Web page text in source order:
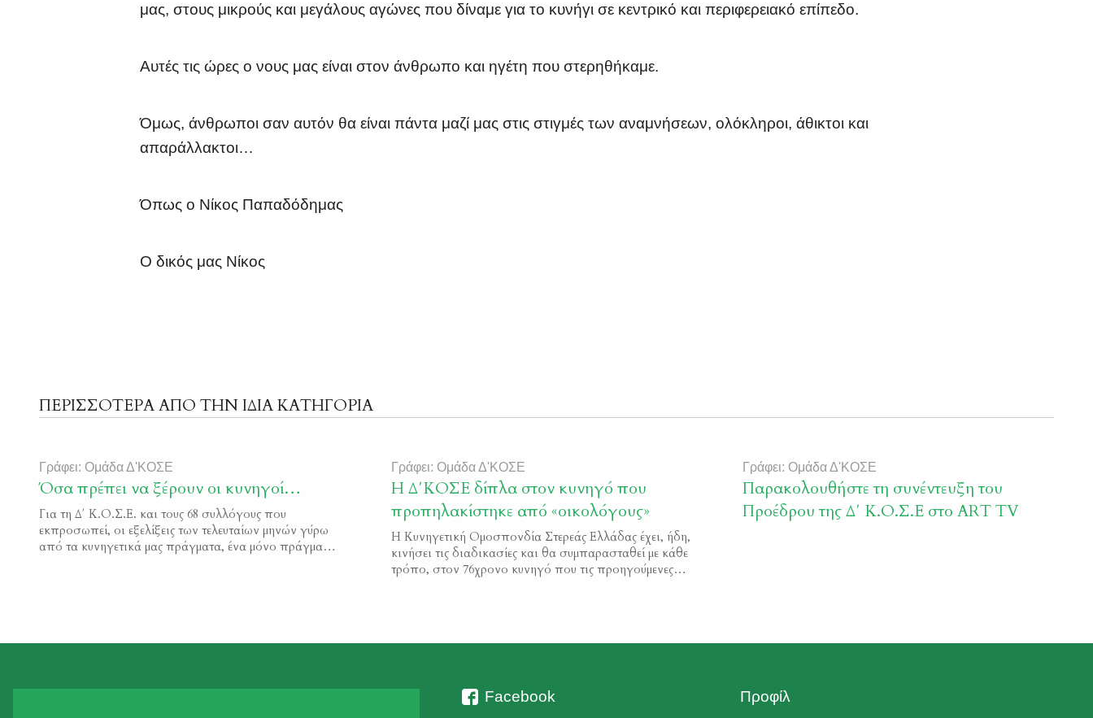
μας, στους μικρούς και μεγάλους αγώνες που δίναμε για το κυνήγι σε κεντρικό και περιφερειακό επίπεδο.
Αυτές τις ώρες ο νους μας είναι στον άνθρωπο και ηγέτη που στερηθήκαμε.
Όμως, άνθρωποι σαν αυτόν θα είναι πάντα μαζί μας στις στιγμές των αναμνήσεων, ολόκληροι, άθικτοι και
απαράλλακτοι…
Όπως ο Νίκος Παπαδόδημας
Ο δικός μας Νίκος
ΠΕΡΙΣΣΟΤΕΡΑ ΑΠΟ ΤΗΝ ΙΔΙΑ ΚΑΤΗΓΟΡΙΑ
Γράφει: Ομάδα Δ'ΚΟΣΕ
Όσα πρέπει να ξέρουν οι κυνηγοί…
Για τη Δ΄ Κ.Ο.Σ.Ε. και τους 68 συλλόγους που
εκπροσωπεί, οι εξελίξεις των τελευταίων μηνών γύρω
από τα κυνηγετικά μας πράγματα, ένα μόνο πράγμα
Γράφει: Ομάδα Δ'ΚΟΣΕ
H Δ΄ΚΟΣΕ δίπλα στον κυνηγό που
προπηλακίστηκε από «οικολόγους»
H Κυνηγετική Ομοσπονδία Στερεάς Ελλάδας έχει, ήδη,
κινήσει τις διαδικασίες και θα συμπαρασταθεί με κάθε
τρόπο, στον 76χρονο κυνηγό που τις προηγούμενες
Γράφει: Ομάδα Δ'ΚΟΣΕ
Παρακολουθήστε τη συνέντευξη του
Προέδρου της Δ΄ Κ.Ο.Σ.Ε στο ART TV
Facebook Προφίλ